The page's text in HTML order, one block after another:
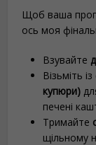
Щоб ваша
ось моя
Взувайте
Візьміть
купюри)
печені
Тримайте
щільному